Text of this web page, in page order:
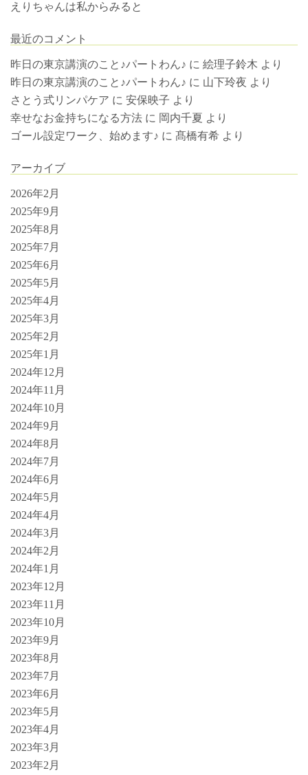
えりちゃんは私からみると
最近のコメント
昨日の東京講演のこと♪パートわん♪ に 絵理子鈴木 より
昨日の東京講演のこと♪パートわん♪ に 山下玲夜 より
さとう式リンパケア に 安保映子 より
幸せなお金持ちになる方法 に 岡内千夏 より
ゴール設定ワーク、始めます♪ に 髙橋有希 より
アーカイブ
2026年2月
2025年9月
2025年8月
2025年7月
2025年6月
2025年5月
2025年4月
2025年3月
2025年2月
2025年1月
2024年12月
2024年11月
2024年10月
2024年9月
2024年8月
2024年7月
2024年6月
2024年5月
2024年4月
2024年3月
2024年2月
2024年1月
2023年12月
2023年11月
2023年10月
2023年9月
2023年8月
2023年7月
2023年6月
2023年5月
2023年4月
2023年3月
2023年2月